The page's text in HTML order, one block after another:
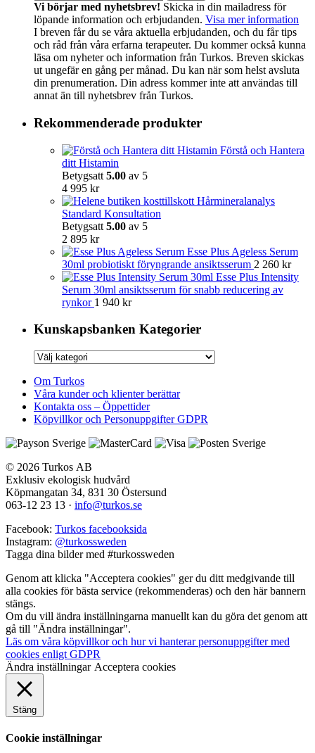
Vi börjar med nyhetsbrev! Skicka in din mailadress för
löpande information och erbjudanden. Visa mer information
I breven får du se våra aktuella erbjudanden, och du får tips
och råd från våra erfarna terapeuter. Du kommer också kunna
läsa om nyheter och information från Turkos. Breven skickas
ut ungefär en gång per månad. Du kan när som helst avsluta
din prenumeration. Din adress kommer inte att användas till
annat än till nyhetsbrev från Turkos.
Rekommenderade produkter
Förstå och Hantera
ditt Histamin
Betygsatt 5.00 av 5
4 995 kr
Hårmineralanalys
Standard Konsultation
Betygsatt 5.00 av 5
2 895 kr
Esse Plus Ageless Serum
30ml probiotiskt föryngrande ansiktsserum 2 260 kr
Esse Plus Intensity
Serum 30ml ansiktsserum för snabb reducering av
rynkor 1 940 kr
Kunskapsbanken Kategorier
Kunskapsbanken
Om Turkos
Våra kunder och klienter berättar
Kontakta oss – Öppettider
Köpvillkor och Personuppgifter GDPR
© 2026 Turkos AB
Exklusiv ekologisk hudvård
Köpmangatan 34, 831 30 Östersund
063-12 23 13 · info@turkos.se
Facebook: Turkos facebooksida
Instagram: @turkossweden
Tagga dina bilder med #turkossweden
Genom att klicka "Acceptera cookies" ger du ditt medgivande till
alla cookies för bästa service (rekommenderas) och den här bannern
stängs.
Om du vill ändra inställningarna manuellt kan du göra det genom att
gå till "Ändra inställningar".
Läs om våra köpvillkor och hur vi hanterar personuppgifter med
cookies enligt GDPR
Ändra inställningar Acceptera cookies
Stäng
Cookie inställningar